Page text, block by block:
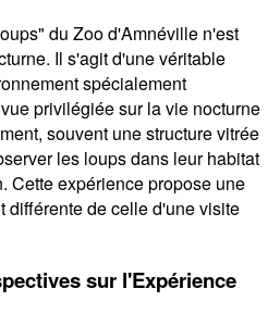
du Zoo d'Amnéville n'est
Il s'agit d'une véritable
spécialement
privilégiée sur la vie nocturne
souvent une structure vitrée
les loups dans leur habitat
Cette expérience propose une
différente de celle d'une visite
sur l'Expérience